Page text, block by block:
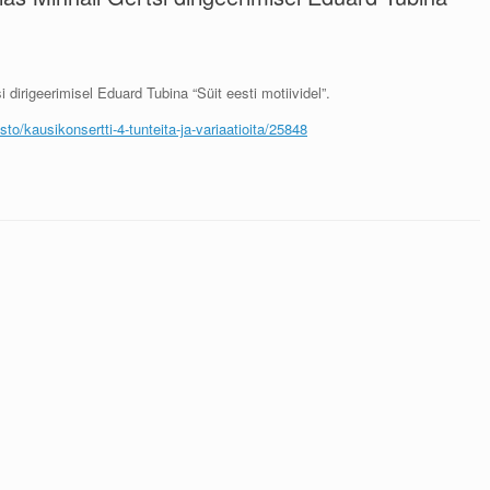
Eduard Tubina “Süit eesti motiividel”.
kausikonsertti-4-tunteita-ja-variaatioita/25848